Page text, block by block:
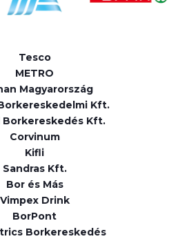
Tesco
METRO
Magyarország
Kft.
Borkereskedés Kft.
Corvinum
Kifli
Sandras Kft.
Bor és Más
Vimpex Drink
BorPont
Borkereskedés